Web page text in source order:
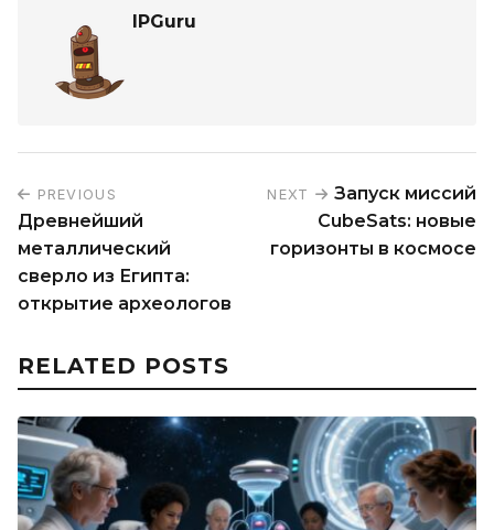
IPGuru
PREVIOUS
Древнейший
металлический
сверло из Египта:
открытие археологов
NEXT
Запуск миссий
CubeSats: новые
горизонты в космосе
RELATED POSTS